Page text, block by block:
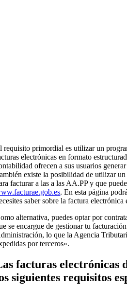
requisito primordial es utilizar un
electrónicas en formato
ofrecen a sus usuarios
existe la posibilidad de utilizar
facturar a las a las AA.PP y que
. En esta página
saber sobre la factura electrónica
alternativa, puedes optar por
se encargue de gestionar tu
lo que la Agencia
por terceros».
facturas electrónicas
siguientes requisitos